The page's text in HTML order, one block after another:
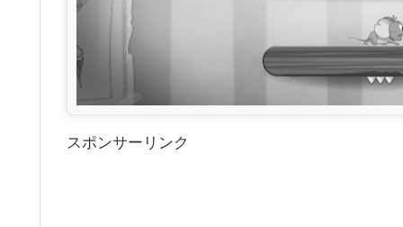
スポンサーリンク